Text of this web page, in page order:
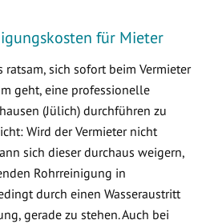
für Mieter
ratsam, sich sofort beim Vermieter
geht, eine professionelle
(Jülich) durchführen zu
Wird der Vermieter nicht
sich dieser durchaus weigern,
Rohrreinigung in
durch einen Wasseraustritt
gerade zu stehen. Auch bei